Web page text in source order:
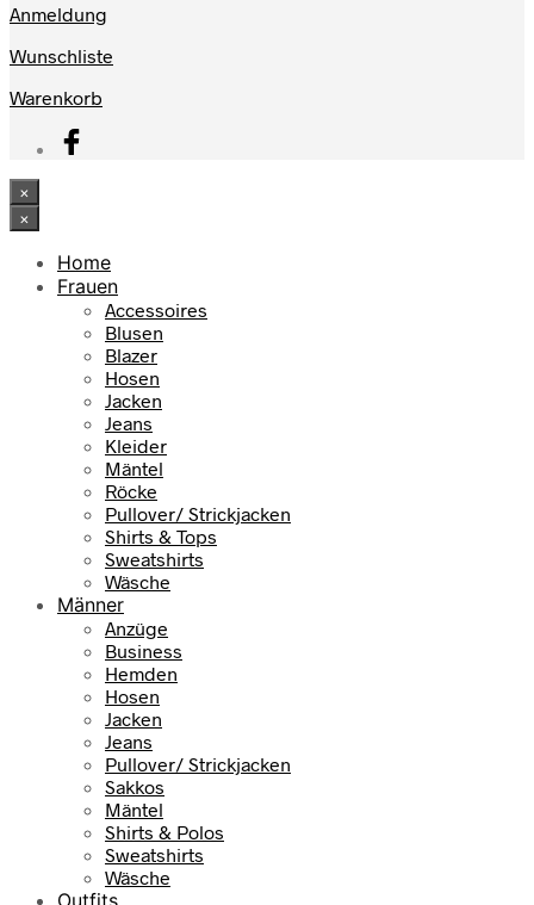
Anmeldung
Wunschliste
Warenkorb
×
×
Home
Frauen
Accessoires
Blusen
Blazer
Hosen
Jacken
Jeans
Kleider
Mäntel
Röcke
Pullover/ Strickjacken
Shirts & Tops
Sweatshirts
Wäsche
Männer
Anzüge
Business
Hemden
Hosen
Jacken
Jeans
Pullover/ Strickjacken
Sakkos
Mäntel
Shirts & Polos
Sweatshirts
Wäsche
Outfits